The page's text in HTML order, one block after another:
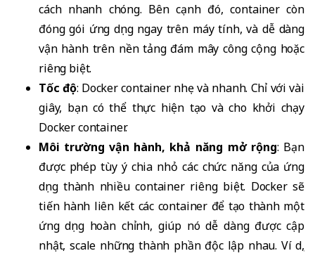
cách nhanh chóng. Bên cạnh đó, container còn
đóng gói ứng dụng ngay trên máy tính, và dễ dàng
vận hành trên nền tảng đám mây công cộng hoặc
riêng biệt.
Tốc độ: Docker container nhẹ và nhanh. Chỉ với vài
giây, bạn có thể thực hiện tạo và cho khởi chạy
Docker container.
Môi trường vận hành, khả năng mở rộng: Bạn
được phép tùy ý chia nhỏ các chức năng của ứng
dụng thành nhiều container riêng biệt. Docker sẽ
tiến hành liên kết các container để tạo thành một
ứng dụng hoàn chỉnh, giúp nó dễ dàng được cập
nhật, scale những thành phần độc lập nhau. Ví dụ,